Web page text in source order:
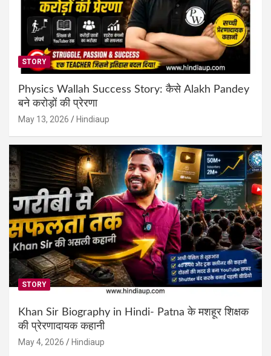
STORY
Physics Wallah Success Story: कैसे Alakh Pandey
बने करोड़ों की प्रेरणा
May 13, 2026 Hindiaup
STORY
Khan Sir Biography in Hindi- Patna के मशहूर शिक्षक
की प्रेरणादायक कहानी
May 4, 2026 Hindiaup